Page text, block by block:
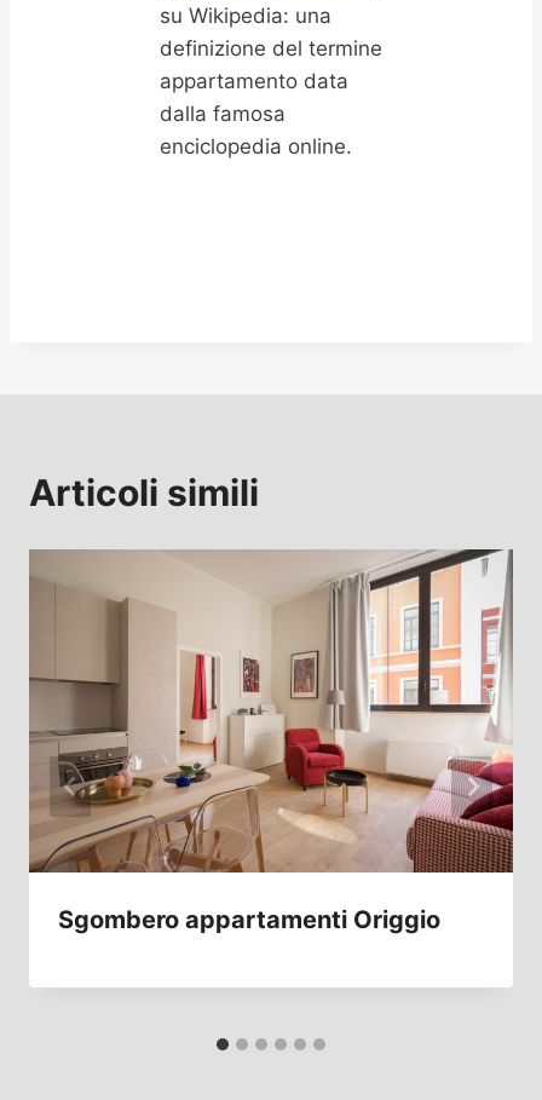
su Wikipedia: una
definizione del termine
appartamento data
dalla famosa
enciclopedia online.
Articoli simili
Sgombero appartamenti Origgio